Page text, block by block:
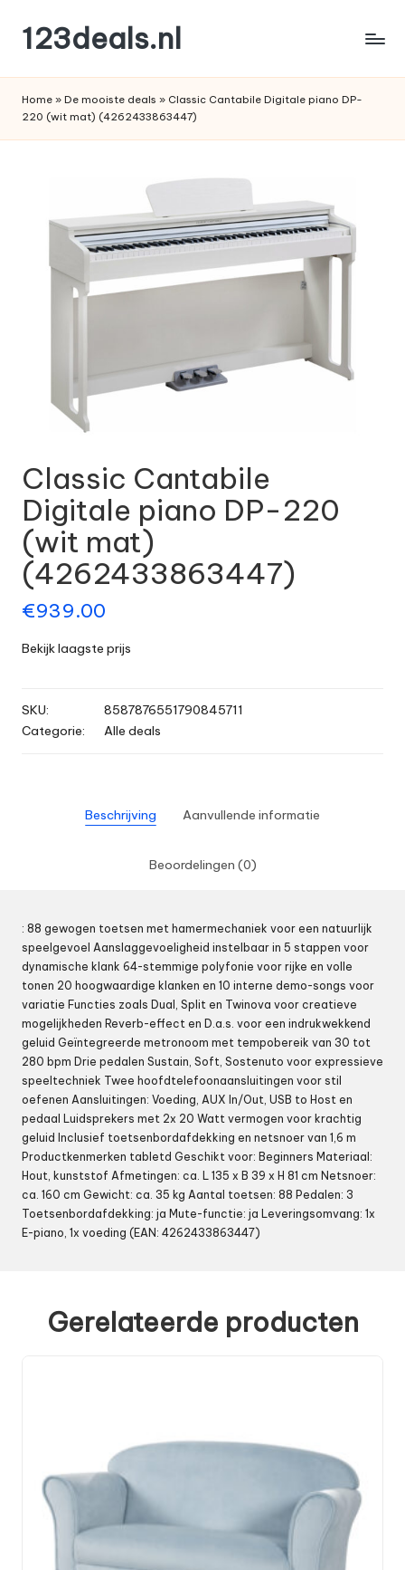
de
inhoud
123deals.nl
deals
Home » De mooiste deals » Classic Cantabile Digitale piano DP-
220 (wit mat) (4262433863447)
Classic Cantabile
Digitale piano DP-220
(wit mat)
(4262433863447)
€939.00
Bekijk laagste prijs
SKU:
8587876551790845711
Categorie:
Alle deals
Beschrijving Aanvullende informatie
Beoordelingen (0)
: 88 gewogen toetsen met hamermechaniek voor een natuurlijk
speelgevoel Aanslaggevoeligheid instelbaar in 5 stappen voor
dynamische klank 64-stemmige polyfonie voor rijke en volle
tonen 20 hoogwaardige klanken en 10 interne demo-songs voor
variatie Functies zoals Dual, Split en Twinova voor creatieve
mogelijkheden Reverb-effect en D.a.s. voor een indrukwekkend
geluid Geïntegreerde metronoom met tempobereik van 30 tot
280 bpm Drie pedalen Sustain, Soft, Sostenuto voor expressieve
speeltechniek Twee hoofdtelefoonaansluitingen voor stil
oefenen Aansluitingen: Voeding, AUX In/Out, USB to Host en
pedaal Luidsprekers met 2x 20 Watt vermogen voor krachtig
geluid Inclusief toetsenbordafdekking en netsnoer van 1,6 m
Productkenmerken tabletd Geschikt voor: Beginners Materiaal:
Hout, kunststof Afmetingen: ca. L 135 x B 39 x H 81 cm Netsnoer:
ca. 160 cm Gewicht: ca. 35 kg Aantal toetsen: 88 Pedalen: 3
Toetsenbordafdekking: ja Mute-functie: ja Leveringsomvang: 1x
E-piano, 1x voeding (EAN: 4262433863447)
Gerelateerde producten